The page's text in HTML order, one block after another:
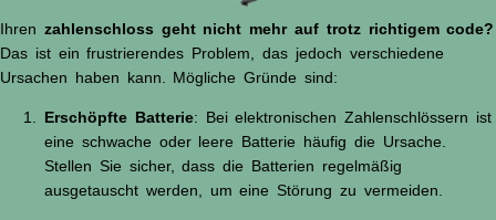
Ihren zahlenschloss geht nicht mehr auf trotz richtigem code?
Das ist ein frustrierendes Problem, das jedoch verschiedene
Ursachen haben kann. Mögliche Gründe sind:
Erschöpfte Batterie: Bei elektronischen Zahlenschlössern ist
eine schwache oder leere Batterie häufig die Ursache.
Stellen Sie sicher, dass die Batterien regelmäßig
ausgetauscht werden, um eine Störung zu vermeiden.